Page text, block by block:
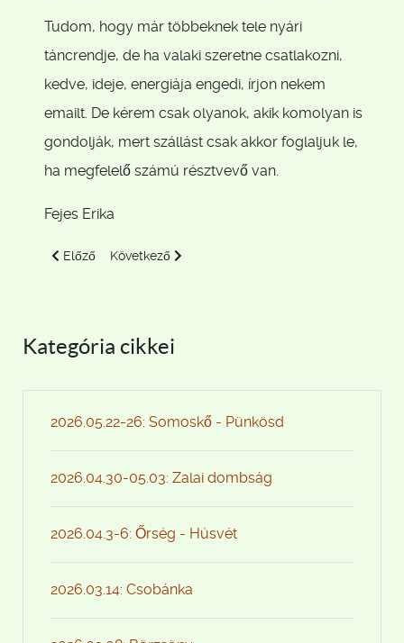
Tudom, hogy már többeknek tele nyári
táncrendje, de ha valaki szeretne csatlakozni,
kedve, ideje, energiája engedi, írjon nekem
emailt. De kérem csak olyanok, akik komolyan is
gondolják, mert szállást csak akkor foglaljuk le,
ha megfelelő számú résztvevő van.
Fejes Erika
Előző cikk: 2025.06.06-09: Pünkösd - Kőszeg
Előző Következő cikk: 2025.04.26: Diósjenő tanösvény +
Következő
Kategória cikkei
2026.05.22-26: Somoskő - Pünkösd
2026.04.30-05.03: Zalai dombság
2026.04.3-6: Őrség - Húsvét
2026.03.14: Csobánka